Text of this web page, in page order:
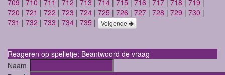
720 | 721 | 722 | 723 | 724 | 725 | 726 | 727 | 728 | 729 | 730 |
731 | 732 | 733 | 734 | 735 | Volgende
Reageren op spelletje: Beantwoord de vraag
Naam